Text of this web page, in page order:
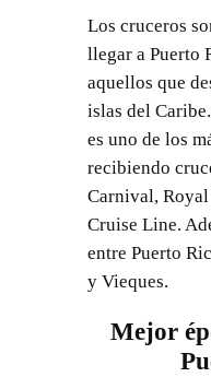
Los cruceros
llegar a Puerto
aquellos que
islas del
es uno de los
recibiendo
Carnival,
Cruise Line.
entre Puerto
y Vieques.
Mejor